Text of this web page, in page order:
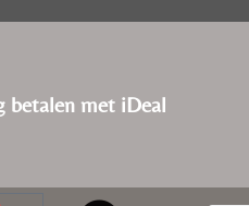
betalen met iDeal